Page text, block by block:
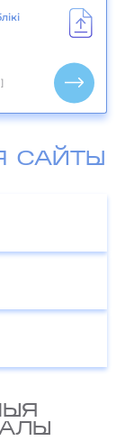
САЙТЫ